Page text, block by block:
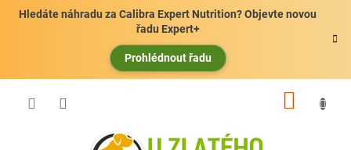
Hledáte náhradu za Calibra Expert Nutrition? Objevte novou
řadu Expert+
Prohlédnout řadu